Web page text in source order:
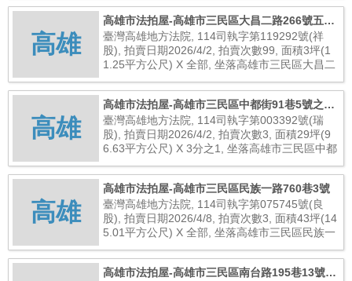
高雄
高雄市法拍屋-高雄市三民區大昌二路266號五樓
之3
臺灣高雄地方法院, 114司執字第119292號(祥
股), 拍賣日期2026/4/2, 拍賣次數99, 面積3坪(1
1.25平方公尺) X 全部, 坐落高雄市三民區大昌二
高雄
高雄市法拍屋-高雄市三民區中都街91巷5號之未
保存登記建物
臺灣高雄地方法院, 114司執字第003392號(瑞
股), 拍賣日期2026/4/2, 拍賣次數3, 面積29坪(9
6.63平方公尺) X 3分之1, 坐落高雄市三民區中都
000元
高雄
高雄市法拍屋-高雄市三民區民族一路760巷3號
臺灣高雄地方法院, 114司執字第075745號(良
股), 拍賣日期2026/4/8, 拍賣次數3, 面積43坪(14
5.01平方公尺) X 全部, 坐落高雄市三民區民族一
高雄市法拍屋-高雄市三民區南台路195巷13號19